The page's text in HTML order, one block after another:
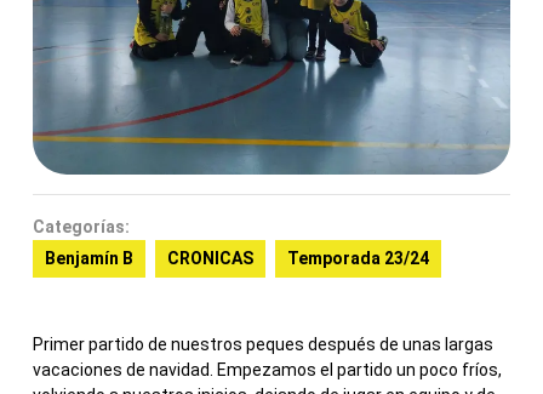
Categorías:
Benjamín B
CRONICAS Temporada 23/24
Primer partido de nuestros peques después de unas largas
vacaciones de navidad. Empezamos el partido un poco fríos,